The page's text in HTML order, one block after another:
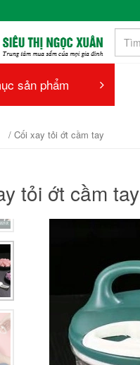
sản phẩm
/ Cối xay tỏi ớt cầm tay
tỏi ớt cầm tay